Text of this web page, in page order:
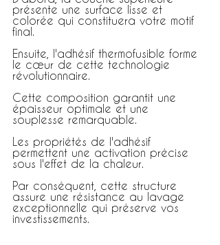
présente une surface lisse et
colorée qui constituera votre motif
final.
Ensuite, l'adhésif thermofusible forme
le cœur de cette technologie
révolutionnaire.
Cette composition garantit une
épaisseur optimale et une
souplesse remarquable.
Les propriétés de l'adhésif
permettent une activation précise
sous l'effet de la chaleur.
Par conséquent, cette structure
assure une résistance au lavage
exceptionnelle qui préserve vos
investissements.